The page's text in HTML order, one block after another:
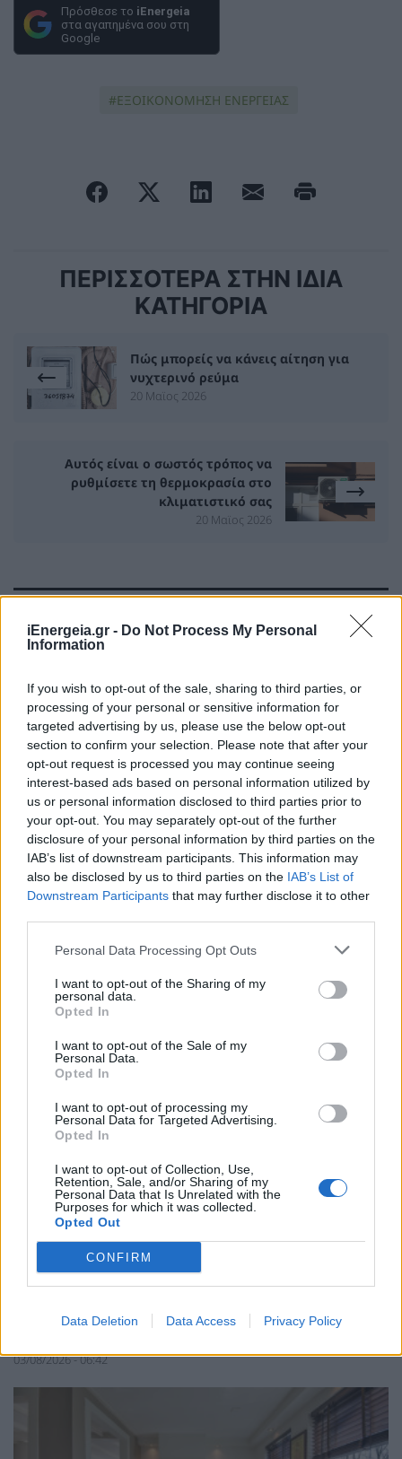
iEnergeia.gr - Do Not Process My Personal
Information
If you wish to opt-out of the sale, sharing to third parties, or
processing of your personal or sensitive information for
targeted advertising by us, please use the below opt-out
section to confirm your selection. Please note that after your
opt-out request is processed you may continue seeing
interest-based ads based on personal information utilized by
us or personal information disclosed to third parties prior to
your opt-out. You may separately opt-out of the further
disclosure of your personal information by third parties on the
IAB’s list of downstream participants. This information may
also be disclosed by us to third parties on the IAB’s List of
Downstream Participants that may further disclose it to other
Personal Data Processing Opt Outs
I want to opt-out of the Sharing of my
personal data.
Opted In
I want to opt-out of the Sale of my
Personal Data.
Opted In
I want to opt-out of processing my
Personal Data for Targeted Advertising.
Opted In
I want to opt-out of Collection, Use,
Retention, Sale, and/or Sharing of my
Personal Data that Is Unrelated with the
Purposes for which it was collected.
Opted Out
CONFIRM
Data Deletion Data Access Privacy Policy
Πρόσθεσε το iEnergeia
στα αγαπημένα σου στη
Google
ΕΞΟΙΚΟΝΟΜΗΣΗ ΕΝΕΡΓΕΙΑΣ
ΠΕΡΙΣΣΟΤΕΡΑ ΣΤΗΝ ΙΔΙΑ
ΚΑΤΗΓΟΡΙΑ
Πώς μπορείς να κάνεις αίτηση για
νυχτερινό ρεύμα
20 Μαϊος 2026
Αυτός είναι ο σωστός τρόπος να
ρυθμίσετε τη θερμοκρασία στο
κλιματιστικό σας
20 Μαϊος 2026
ΣΧΕΤΙΚΑ ΑΡΘΡΑ
κλιματιστικό από τον τοίχο για μέγιστη
εξοικονόμηση ρεύματος;
04/08/2026 - 07:02
To πιο έξυπνο «όπλο» κατά της ζέστης που
03/08/2026 - 06:42